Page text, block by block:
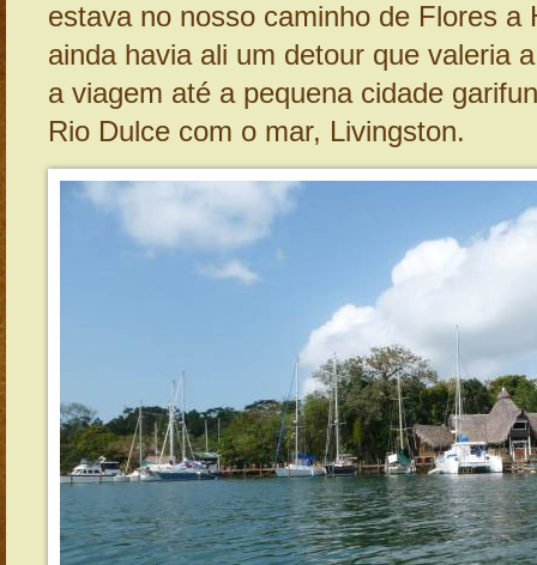
estava no nosso caminho de Flores a
ainda havia ali um detour que valeria
a viagem até a pequena cidade
Rio Dulce com o mar, Livingston.